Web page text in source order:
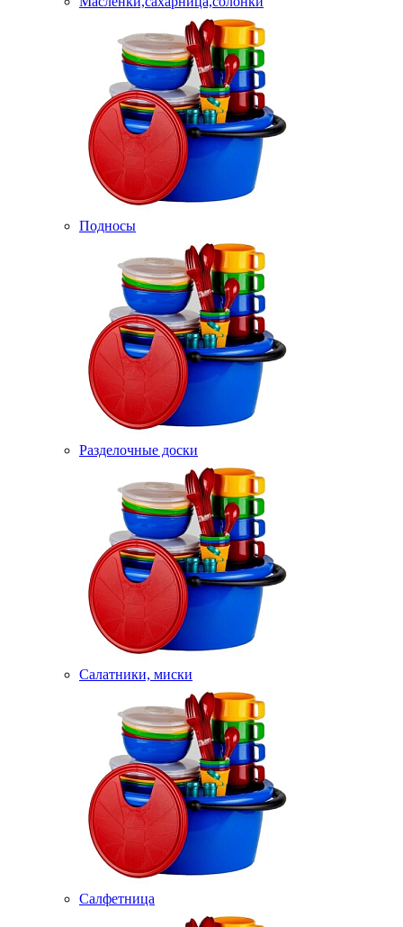
Подносы
Разделочные доски
Салатники, миски
Салфетница